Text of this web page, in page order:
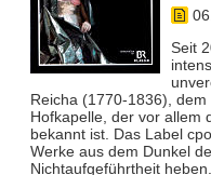
Seit
Reicha (1770-1836),
Hofkapelle, der vor allem
bekannt ist. Das Label
Werke aus dem Dunkel
Nichtaufgeführtheit